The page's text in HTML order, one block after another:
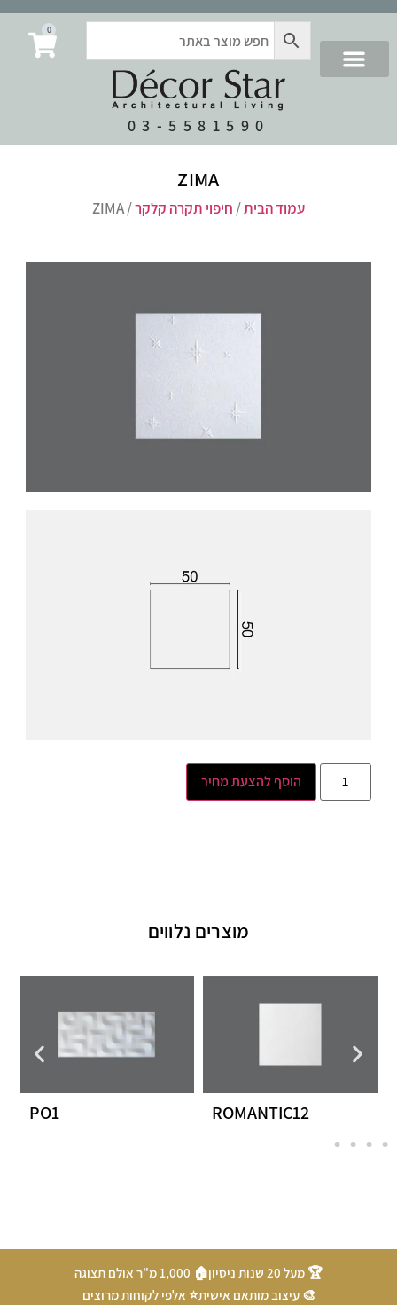
03-5581590
0
ZIMA
עמוד הבית/ חיפוי תקרה קלקר/ ZIMA
הוסף להצעת מחיר
מוצרים נלווים
ROMANTIC12
PO1
🏆 מעל 20 שנות ניסיון
🏠 1,000 מ"ר אולם תצוגה
🎨 עיצוב מותאם אישית⭐ אלפי לקוחות מרוצים